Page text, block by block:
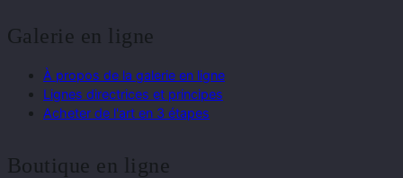
Galerie en ligne
À propos de la galerie en ligne
Lignes directrices et principes
Acheter de l'art en 3 étapes
Boutique en ligne